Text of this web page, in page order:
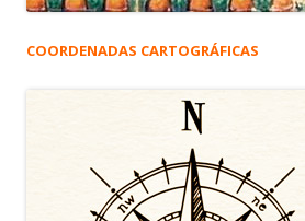
COORDENADAS CARTOGRÁFICAS